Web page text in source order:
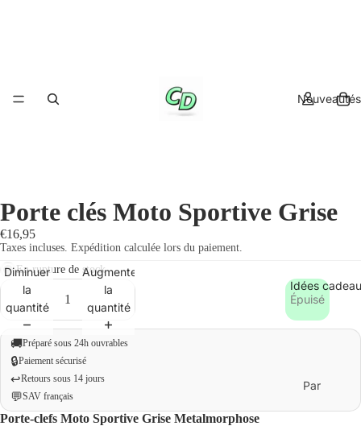
Nouveautés
Idées
Par
Porte clés Moto Sportive Grise
€16,95
Taxes incluses. Expédition calculée lors du paiement.
En rupture de stock
Diminuer
la
quantité
Augmenter
la
quantité
Épuisé
🚚Préparé sous 24h ouvrables
🔒Paiement sécurisé
↩️Retours sous 14 jours
💬SAV français
Porte-clefs Moto Sportive Grise Metalmorphose